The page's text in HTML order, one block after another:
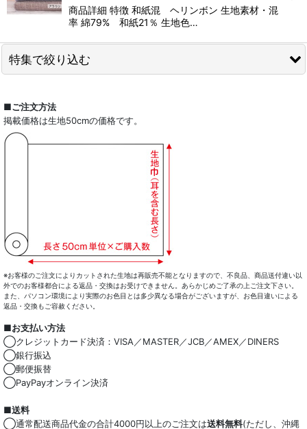
商品詳細 特徴 和紙混 ヘリンボン 生地素材・混
率 綿79% 和紙21％ 生地色…
特集で絞り込む
ドレスシャツ
コート・ボトム・バッグ
マスク
小物類
綿100％
麻混
ストレッチ
オーガニック
■ご注文方法
掲載価格は生地50cmの価格です。
※お客様のご注文によりカットされた生地は再販売不能となりますので、不良品、商品送付違い以
外でのお客様都合による返品・交換はお受けできません。あらかじめご了承の上ご注文下さい。
また、パソコン環境により実際のお色目とは多少異なる場合がございますが、お色目違いによる
返品・交換もご容赦ください。
■お支払い方法
◯クレジットカード決済：VISA／MASTER／JCB／AMEX／DINERS
◯銀行振込
◯郵便振替
◯PayPayオンライン決済
■送料
◯通常配送商品代金の合計4000円以上のご注文は送料無料(ただし、沖縄